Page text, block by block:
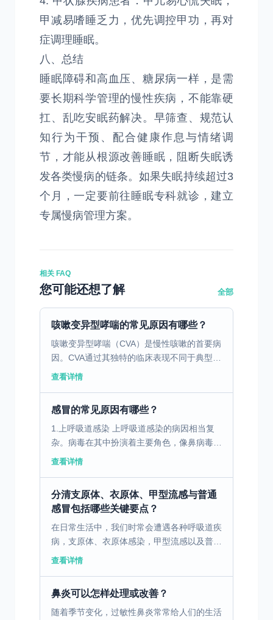
甲减易嗜睡乏力，优先调控甲功，再对
症调理睡眠。
八、总结
睡眠障碍和高血压、糖尿病一样，是需
要长期科学管理的慢性疾病，不能靠硬
扛、乱吃安眠药解决。早筛查、规范认
知行为干预、配合健康作息与情绪调
节，才能从根源改善睡眠，阻断失眠诱
发各类慢病的链条。如果失眠持续超过3
个月，一定要前往睡眠专科就诊，建立
专属慢病管理方案。
相关 FAQ
您可能还想了解 全部
咳嗽变异型哮喘的常见原因有哪些？
咳嗽变异型哮喘（CVA）是慢性咳嗽的首要病
因。CVA通过其独特的临床表现不同于典型的
哮喘形式。患者多表现为持续性或反复发作的
查看详情
感冒的常见原因有哪些？
1.上呼吸道感染 上呼吸道感染的病因相当复
杂。病毒在其中扮演着主要角色，像鼻病毒、
冠状病毒、流感病毒、副流感病毒等众多病毒
查看详情
分清支原体、衣原体、甲型流感与普通
感冒包括哪些关键要点？
在日常生活中，我们时常会遭遇各种呼吸道疾
病，支原体、衣原体感染，甲型流感以及普通
感冒便是其中较为常见的类型。尽管它们都可
查看详情
鼻炎可以怎样处理或改善？
随着季节变化，过敏性鼻炎常常给人们的生活